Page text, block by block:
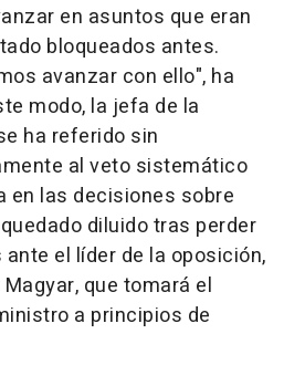
en asuntos que eran
bloqueados antes.
avanzar con ello", ha
modo, la jefa de la
ha referido sin
al veto sistemático
en las decisiones sobre
diluido tras perder
el líder de la oposición,
que tomará el
a principios de